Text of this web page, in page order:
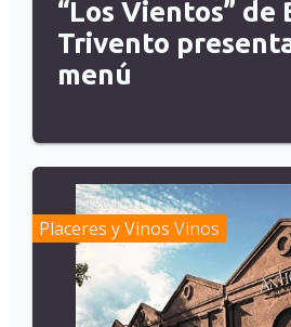
“Los Vientos” de
Trivento
menú
Placeres y Vinos Vinos